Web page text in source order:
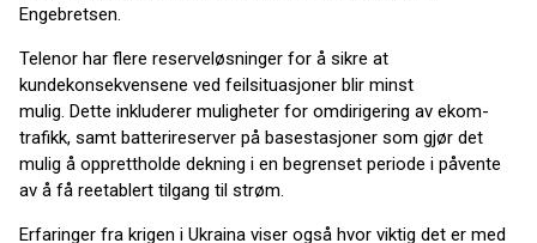
Engebretsen.
Telenor har flere reserveløsninger for å sikre at
kundekonsekvensene ved feilsituasjoner blir minst
mulig. Dette inkluderer muligheter for omdirigering av ekom-
trafikk, samt batterireserver på basestasjoner som gjør det
mulig å opprettholde dekning i en begrenset periode i påvente
av å få reetablert tilgang til strøm.
Erfaringer fra krigen i Ukraina viser også hvor viktig det er med